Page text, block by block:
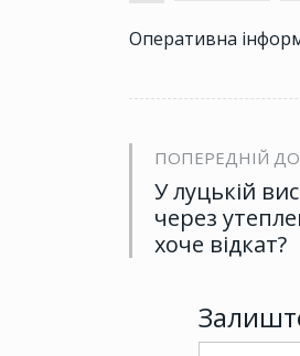
Оперативна
ПОПЕРЕДНІЙ
У луцькій
через
хоче відкат?